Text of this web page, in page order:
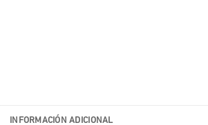
INFORMACIÓN ADICIONAL